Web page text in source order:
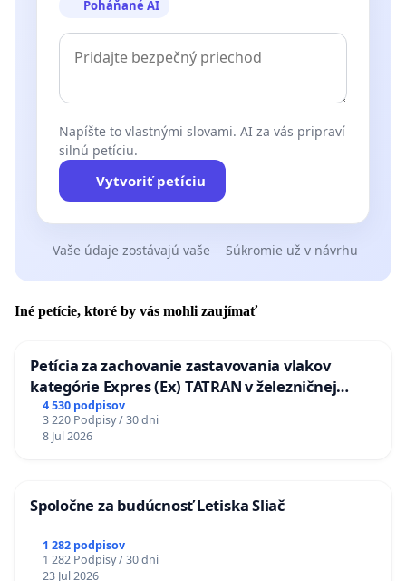
Poháňané AI
Napíšte to vlastnými slovami. AI za vás pripraví
silnú petíciu.
Vytvoriť petíciu
Vaše údaje zostávajú vaše Súkromie už v návrhu
Iné petície, ktoré by vás mohli zaujímať
Petícia za zachovanie zastavovania vlakov
kategórie Expres (Ex) TATRAN v železničnej
stanici Púchov
4 530 podpisov
3 220 Podpisy / 30 dni
8 Jul 2026
Spoločne za budúcnosť Letiska Sliač
1 282 podpisov
1 282 Podpisy / 30 dni
23 Jul 2026